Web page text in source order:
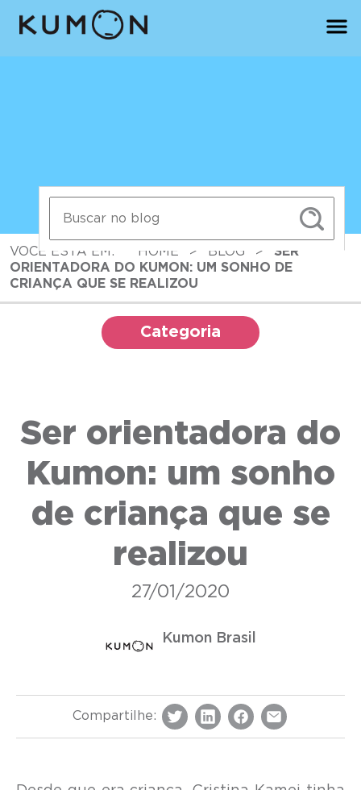
VOCÊ ESTÁ EM: HOME > BLOG >
SER
ORIENTADORA DO KUMON: UM SONHO DE
CRIANÇA QUE SE REALIZOU
Categoria
Ser orientadora do
Kumon: um sonho
de criança que se
realizou
27/01/2020
Kumon Brasil
Compartilhe: